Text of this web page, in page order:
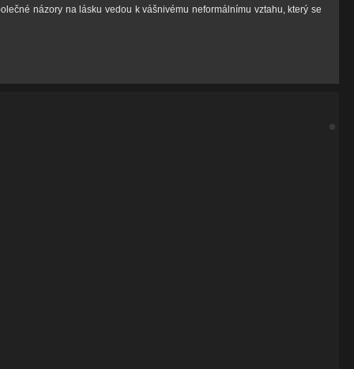
názory na lásku vedou k vášnivému neformálnímu vztahu, který se